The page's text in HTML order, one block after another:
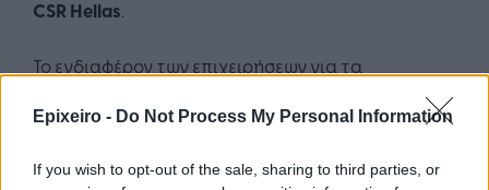
Epixeiro - Do Not Process My Personal Information
If you wish to opt-out of the sale, sharing to third parties, or
CSR Hellas.
Το ενδιαφέρον των επιχειρήσεων για τα
εκδηλώνεται με την υποστήριξη και τη συμβολή
σημαντικού αυτού συνεδρίου που ήδη έχει γίνει